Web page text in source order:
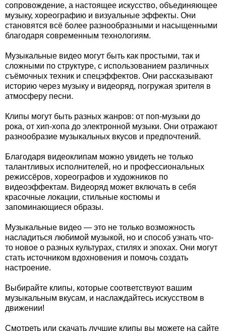
сопровождение, а настоящее искусство, объединяющее
музыку, хореографию и визуальные эффекты. Они
становятся всё более разнообразными и насыщенными
благодаря современным технологиям.
Музыкальные видео могут быть как простыми, так и
сложными по структуре, с использованием различных
съёмочных техник и спецэффектов. Они рассказывают
историю через музыку и видеоряд, погружая зрителя в
атмосферу песни.
Клипы могут быть разных жанров: от поп-музыки до
рока, от хип-хопа до электронной музыки. Они отражают
разнообразие музыкальных вкусов и предпочтений.
Благодаря видеоклипам можно увидеть не только
талантливых исполнителей, но и профессиональных
режиссёров, хореографов и художников по
видеоэффектам. Видеоряд может включать в себя
красочные локации, стильные костюмы и
запоминающиеся образы.
Музыкальные видео — это не только возможность
насладиться любимой музыкой, но и способ узнать что-
то новое о разных культурах, стилях и эпохах. Они могут
стать источником вдохновения и помочь создать
настроение.
Выбирайте клипы, которые соответствуют вашим
музыкальным вкусам, и наслаждайтесь искусством в
движении!
Смотреть или скачать лучшие клипы вы можете на сайте